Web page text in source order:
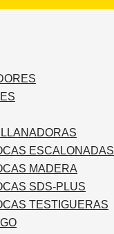
ESCALONADAS
MADERA
SDS-PLUS
TESTIGUERAS